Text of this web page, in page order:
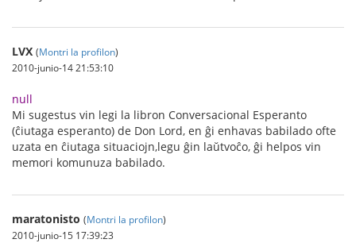
LVX (Montri la profilon)
2010-junio-14 21:53:10
null
Mi sugestus vin legi la libron Conversacional Esperanto
(ĉiutaga esperanto) de Don Lord, en ĝi enhavas babilado ofte
uzata en ĉiutaga situaciojn,legu ĝin laŭtvoĉo, ĝi helpos vin
memori komunuza babilado.
maratonisto (Montri la profilon)
2010-junio-15 17:39:23